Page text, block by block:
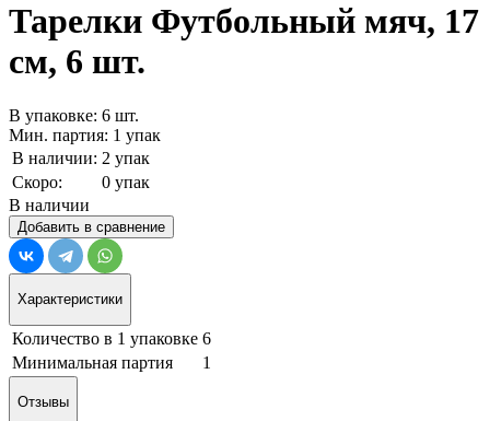
Тарелки Футбольный мяч, 17
см, 6 шт.
В упаковке: 6 шт.
Мин. партия: 1 упак
В наличии: 2 упак
Скоро:
0 упак
В наличии
Добавить в сравнение
Характеристики
Количество в 1 упаковке 6
Минимальная партия
1
Отзывы